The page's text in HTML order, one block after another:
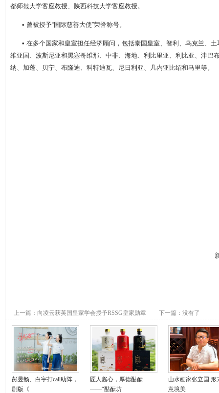
都师范大学客座教授、陕西科技大学客座教授。
• 曾被授予“国际慈善大使”荣誉称号。
• 在多个国家和皇室担任经济顾问，包括泰国皇室、智利、乌克兰、
维亚国、波斯尼亚和黑塞哥维那、中非、海地、利比里亚、利比亚、津巴
纳、加蓬、贝宁、布隆迪、科特迪瓦、尼日利亚、几内亚比绍和马里等。
上一篇： 向凌云获英国皇家学会授予RSSG皇家勋章 下一篇：没有了
彭昱畅、白宇打call助阵，
剧版《
匠人酱心，厚德酤酝
——“酤酝坊
山水画家张立国 形
意境美